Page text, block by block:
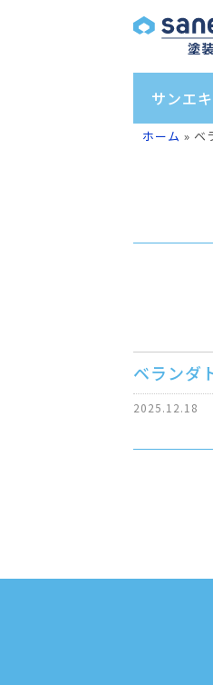
サンエ
ホーム » ベ
ベランダ
2025.12.18